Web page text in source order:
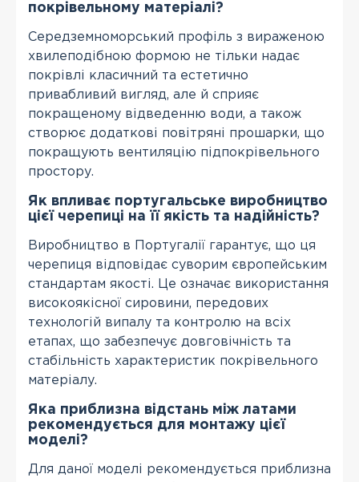
покрівельному матеріалі?
Середземноморський профіль з вираженою
хвилеподібною формою не тільки надає
покрівлі класичний та естетично
привабливий вигляд, але й сприяє
покращеному відведенню води, а також
створює додаткові повітряні прошарки, що
покращують вентиляцію підпокрівельного
простору.
Як впливає португальське виробництво
цієї черепиці на її якість та надійність?
Виробництво в Португалії гарантує, що ця
черепиця відповідає суворим європейським
стандартам якості. Це означає використання
високоякісної сировини, передових
технологій випалу та контролю на всіх
етапах, що забезпечує довговічність та
стабільність характеристик покрівельного
матеріалу.
Яка приблизна відстань між латами
рекомендується для монтажу цієї
моделі?
Для даної моделі рекомендується приблизна